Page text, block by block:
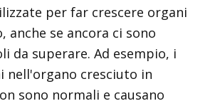
per far crescere organi
anche se ancora ci sono
da superare. Ad esempio, i
nell'organo cresciuto in
sono normali e causano